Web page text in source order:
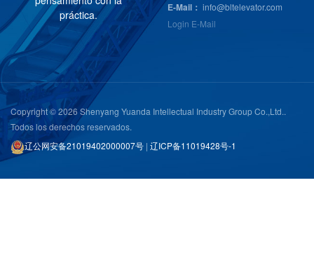
práctica.
E-Mail： info@bltelevator.com
Login E-Mail
Copyright © 2026 Shenyang Yuanda Intellectual Industry Group Co.,Ltd..
Todos los derechos reservados.
辽公网安备21019402000007号 | 辽ICP备11019428号-1